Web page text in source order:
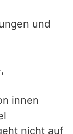
und
innen
nicht auf